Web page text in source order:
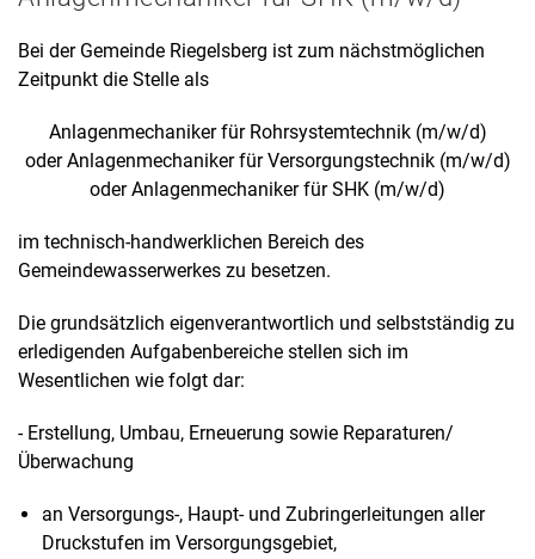
Bei der Gemeinde Riegelsberg ist zum nächstmöglichen
Zeitpunkt die Stelle als
Anlagenmechaniker für Rohrsystemtechnik (m/w/d)
oder Anlagenmechaniker für Versorgungstechnik (m/w/d)
oder Anlagenmechaniker für SHK (m/w/d)
im technisch-handwerklichen Bereich des
Gemeindewasserwerkes zu besetzen.
Die grundsätzlich eigenverantwortlich und selbstständig zu
erledigenden Aufgabenbereiche stellen sich im
Wesentlichen wie folgt dar:
- Erstellung, Umbau, Erneuerung sowie Reparaturen/
Überwachung
an Versorgungs-, Haupt- und Zubringerleitungen aller
Druckstufen im Versorgungsgebiet,